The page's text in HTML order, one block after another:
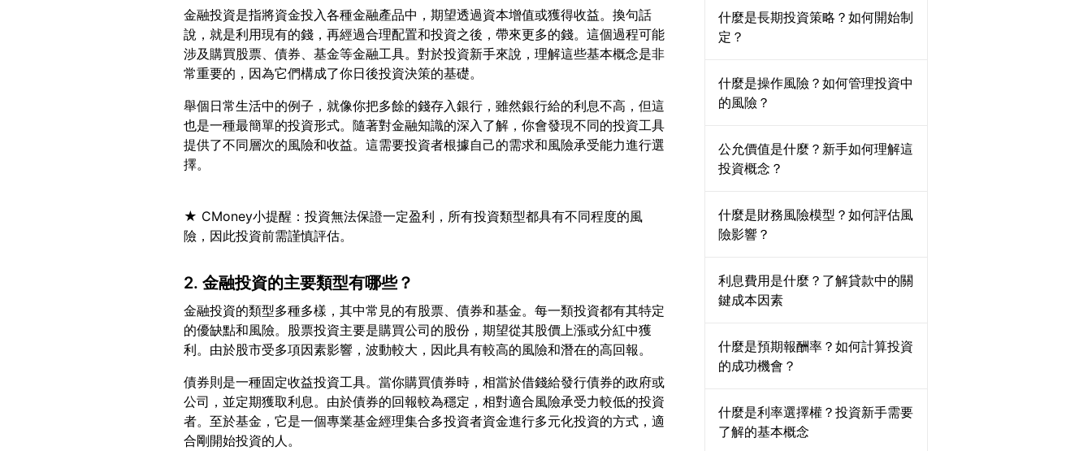
金融投資是指將資金投入各種金融產品中，期望透過資本增值或獲得收益。換句話
說，就是利用現有的錢，再經過合理配置和投資之後，帶來更多的錢。這個過程可能
涉及購買股票、債券、基金等金融工具。對於投資新手來說，理解這些基本概念是非
舉個日常生活中的例子，就像你把多餘的錢存入銀行，雖然銀行給的利息不高，但這
也是一種最簡單的投資形式。隨著對金融知識的深入了解，你會發現不同的投資工具
提供了不同層次的風險和收益。這需要投資者根據自己的需求和風險承受能力進行選
★ CMoney小提醒：投資無法保證一定盈利，所有投資類型都具有不同程度的風
2. 金融投資的主要類型有哪些？
金融投資的類型多種多樣，其中常見的有股票、債券和基金。每一類投資都有其特定
的優缺點和風險。股票投資主要是購買公司的股份，期望從其股價上漲或分紅中獲
債券則是一種固定收益投資工具。當你購買債券時，相當於借錢給發行債券的政府或
公司，並定期獲取利息。由於債券的回報較為穩定，相對適合風險承受力較低的投資
者。至於基金，它是一個專業基金經理集合多投資者資金進行多元化投資的方式，適
什麼是長期投資策略？如何開始制
定？
什麼是操作風險？如何管理投資中
的風險？
公允價值是什麼？新手如何理解這
投資概念？
什麼是財務風險模型？如何評估風
險影響？
利息費用是什麼？了解貸款中的關
鍵成本因素
什麼是預期報酬率？如何計算投資
的成功機會？
什麼是利率選擇權？投資新手需要
了解的基本概念